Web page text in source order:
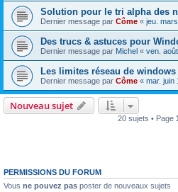
Solution pour le tri alpha des
Dernier message par Côme « jeu.
Des trucs & astuces pour
Dernier message par Michel « ven.
Les limites réseau de windows
Dernier message par Côme « mar. juin
Nouveau sujet
20 sujets • Page
PERMISSIONS DU FORUM
Vous ne pouvez pas poster de nouveaux sujets